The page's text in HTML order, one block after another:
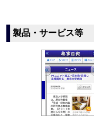
製品・サービス等